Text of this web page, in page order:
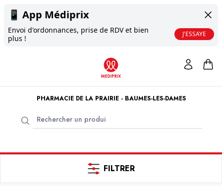
📱 App Médiprix
Envoi d'ordonnances, prise de RDV et bien
plus !
J'ESSAYE
PHARMACIE DE LA PRAIRIE - BAUMES-LES-DAMES
FILTRER